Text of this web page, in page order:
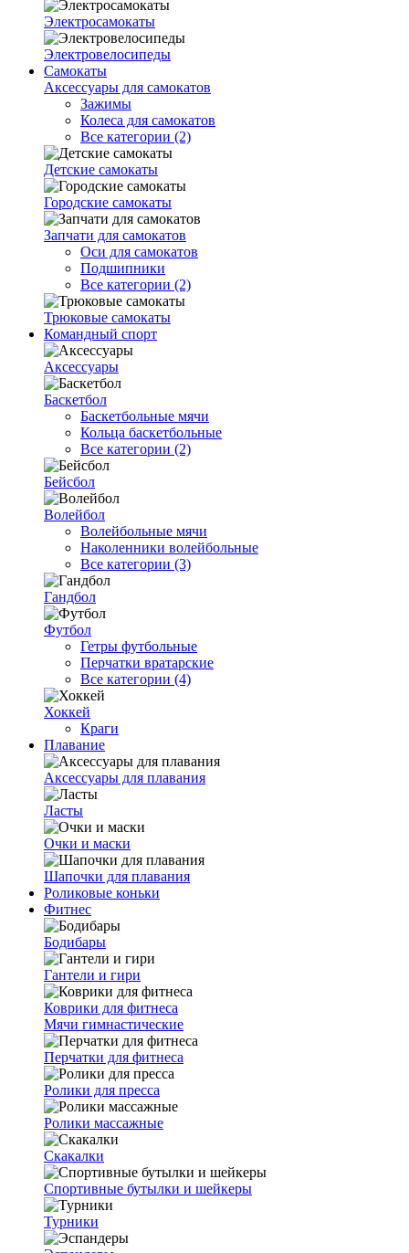
Электросамокаты
Электровелосипеды
Самокаты
Аксессуары для самокатов
Зажимы
Колеса для самокатов
Все категории (2)
Детские самокаты
Городские самокаты
Запчати для самокатов
Оси для самокатов
Подшипники
Все категории (2)
Трюковые самокаты
Командный спорт
Аксессуары
Баскетбол
Баскетбольные мячи
Кольца баскетбольные
Все категории (2)
Бейсбол
Волейбол
Волейбольные мячи
Наколенники волейбольные
Все категории (3)
Гандбол
Футбол
Гетры футбольные
Перчатки вратарские
Все категории (4)
Хоккей
Краги
Плавание
Аксессуары для плавания
Ласты
Очки и маски
Шапочки для плавания
Роликовые коньки
Фитнес
Бодибары
Гантели и гири
Коврики для фитнеса
Мячи гимнастические
Перчатки для фитнеса
Ролики для пресса
Ролики массажные
Скакалки
Спортивные бутылки и шейкеры
Турники